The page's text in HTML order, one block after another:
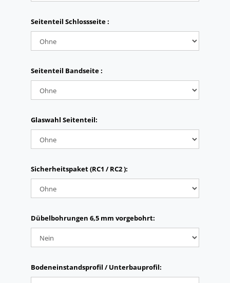
Seitenteil Schlossseite :
Seitenteil Bandseite :
Glaswahl Seitenteil:
Sicherheitspaket (RC1 / RC2 ):
Dübelbohrungen 6,5 mm vorgebohrt:
Bodeneinstandsprofil / Unterbauprofil: